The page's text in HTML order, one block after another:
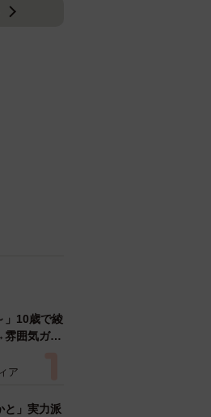
」10歳で綾
囲気ガラ
入れそ
ア
と」実力派